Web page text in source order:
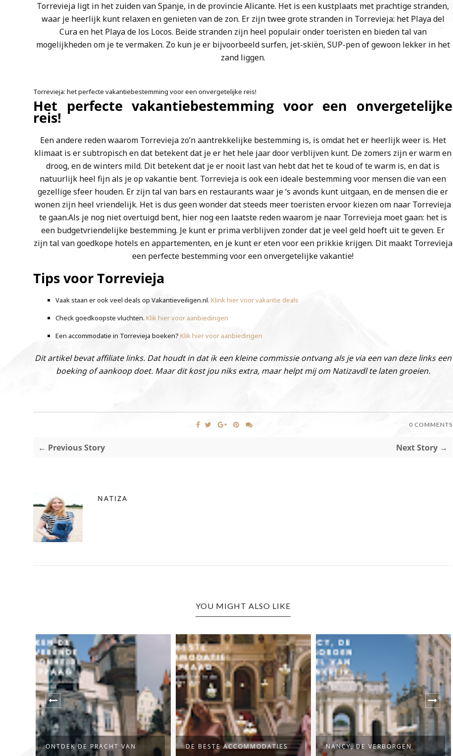
Torrevieja ligt in het zuiden van Spanje, in de provincie Alicante. Het is een kustplaats met prachtige stranden,
waar je heerlijk kunt relaxen en genieten van de zon. Er zijn twee grote stranden in Torrevieja: het Playa del
Cura en het Playa de los Locos. Beide stranden zijn heel populair onder toeristen en bieden tal van
mogelijkheden om je te vermaken. Zo kun je er bijvoorbeeld surfen, jet-skiën, SUP-pen of gewoon lekker in het
zand liggen.
Torrevieja: het perfecte vakantiebestemming voor een onvergetelijke reis!
Het perfecte vakantiebestemming voor een onvergetelijke
reis!
Een andere reden waarom Torrevieja zo’n aantrekkelijke bestemming is, is omdat het er heerlijk weer is. Het
klimaat is er subtropisch en dat betekent dat je er het hele jaar door verblijven kunt. De zomers zijn er warm en
droog, en de winters mild. Dit betekent dat je er nooit last van hebt dat het te koud of te warm is, en dat is
natuurlijk heel fijn als je op vakantie bent. Torrevieja is ook een ideale bestemming voor mensen die van een
gezellige sfeer houden. Er zijn tal van bars en restaurants waar je ‘s avonds kunt uitgaan, en de mensen die er
wonen zijn heel vriendelijk. Het is dus geen wonder dat steeds meer toeristen ervoor kiezen om naar Torrevieja
te gaan.Als je nog niet overtuigd bent, hier nog een laatste reden waarom je naar Torrevieja moet gaan: het is
een budgetvriendelijke bestemming. Je kunt er prima verblijven zonder dat je veel geld hoeft uit te geven. Er
zijn tal van goedkope hotels en appartementen, en je kunt er eten voor een prikkie krijgen. Dit maakt Torrevieja
een perfecte bestemming voor een onvergetelijke vakantie!
Tips voor Torrevieja
Vaak staan er ook veel deals op Vakantieveiligen.nl.Klink hier voor vakantie deals
Check goedkoopste vluchten.Klik hier voor aanbiedingen
Een accommodatie in Torrevieja boeken?Klik hier voor aanbiedingen
Dit artikel bevat affiliate links. Dat houdt in dat ik een kleine commissie ontvang als je via een van deze links een
boeking of aankoop doet. Maar dit kost jou niks extra, maar helpt mij om Natizavdl te laten groeien.
0 COMMENTS
← Previous Story Next Story →
NATIZA
YOU MIGHT ALSO LIKE
DE BESTE ACCOMMODATIES
NANCY, DE VERBORGEN
DE BESTE TIJD OM PRAAG TE